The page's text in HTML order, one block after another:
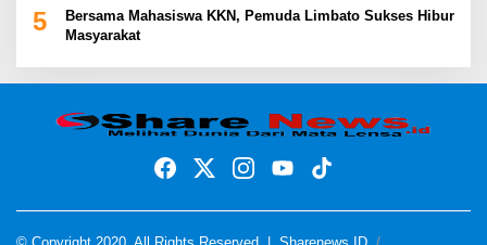
5
Bersama Mahasiswa KKN, Pemuda Limbato Sukses Hibur
Masyarakat